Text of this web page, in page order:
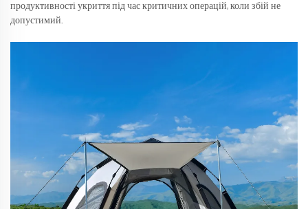
продуктивності укриття під час критичних операцій, коли збій не
допустимий.